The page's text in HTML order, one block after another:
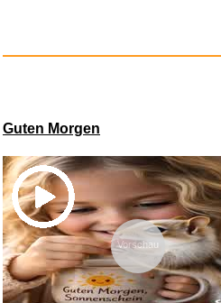
...
Guten Morgen
Vorschau